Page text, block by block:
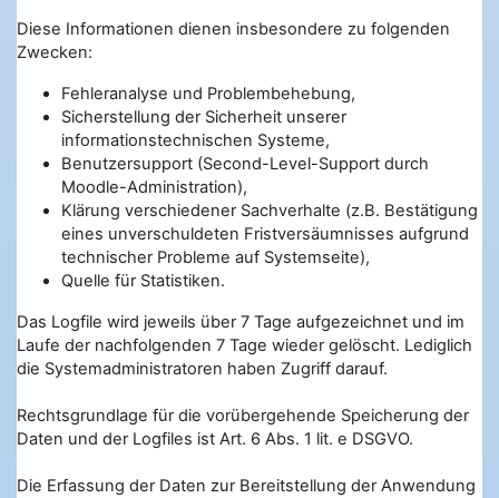
Diese Informationen dienen insbesondere zu folgenden
Zwecken:
Fehleranalyse und Problembehebung,
Sicherstellung der Sicherheit unserer
informationstechnischen Systeme,
Benutzersupport (Second-Level-Support durch
Moodle-Administration),
Klärung verschiedener Sachverhalte (z.B. Bestätigung
eines unverschuldeten Fristversäumnisses aufgrund
technischer Probleme auf Systemseite),
Quelle für Statistiken.
Das Logfile wird jeweils über 7 Tage aufgezeichnet und im
Laufe der nachfolgenden 7 Tage wieder gelöscht. Lediglich
die Systemadministratoren haben Zugriff darauf.
Rechtsgrundlage für die vorübergehende Speicherung der
Daten und der Logfiles ist Art. 6 Abs. 1 lit. e DSGVO.
Die Erfassung der Daten zur Bereitstellung der Anwendung